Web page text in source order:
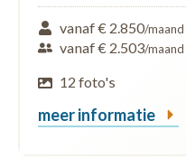
vanaf € 2.850/maand
vanaf € 2.503/maand
12 foto's
meer informatie